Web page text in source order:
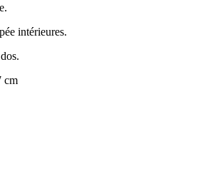
intérieures.
cm